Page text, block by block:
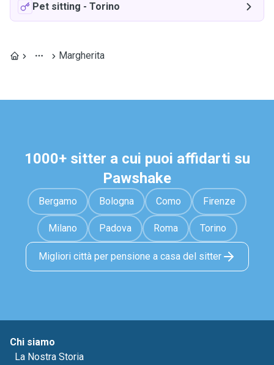
Pet sitting - Torino
Margherita
1000+ sitter a cui puoi affidarti su
Pawshake
Bergamo Bologna Como Firenze
Milano Padova Roma Torino
Migliori città per pensione a casa del sitter
Chi siamo
La Nostra Storia